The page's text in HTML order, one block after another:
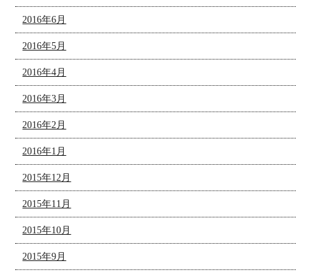
2016年6月
2016年5月
2016年4月
2016年3月
2016年2月
2016年1月
2015年12月
2015年11月
2015年10月
2015年9月